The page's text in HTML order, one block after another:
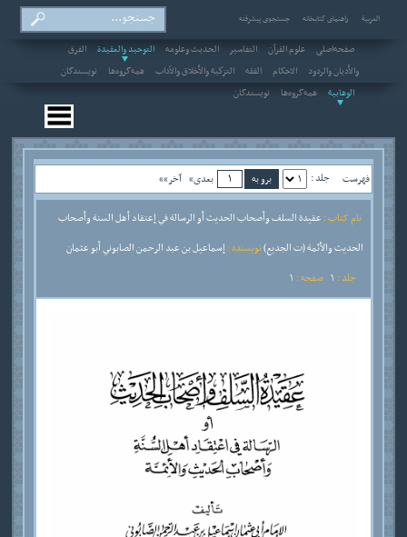
العربیة راهنمای کتابخانه جستجوی پیشرفته
صفحه‌اصلی علوم القرآن التفاسير الحديث وعلومه التوحيد والعقيدة
الفرق
والأديان والردود
الاحکام الفقه التزكية والأخلاق والآداب همه‌گروه‌ها
نویسندگان
الوهابية
همه‌گروه‌ها نویسندگان
فهرست جلد : بعدی» آخر»»
نام کتاب : عقيدة السلف وأصحاب الحديث أو الرسالة في إعتقاد أهل السنة وأصحاب
الحديث والأئمة (ت الجديع)نویسنده : إسماعيل بن عبد الرحمن الصابوني أبو عثمان
جلد :
صفحه :